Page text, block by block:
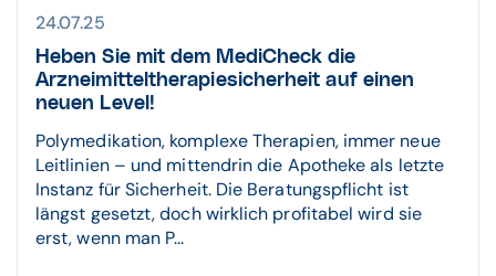
24.07.25
Heben Sie mit dem MediCheck die
Arzneimitteltherapiesicherheit auf einen
neuen Level!
Polymedikation, komplexe Therapien, immer neue
Leitlinien – und mittendrin die Apotheke als letzte
Instanz für Sicherheit. Die Beratungspflicht ist
längst gesetzt, doch wirklich profitabel wird sie
erst, wenn man P...